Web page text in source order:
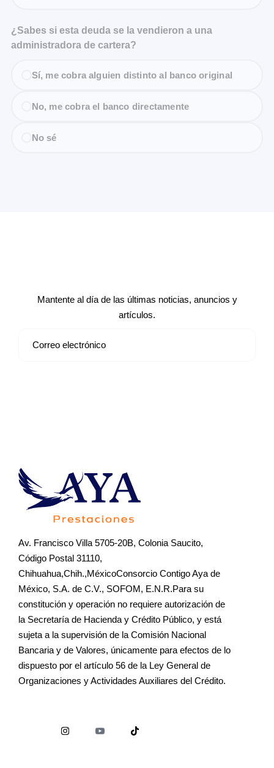
¿Sabes si esta deuda se la vendieron a una
administradora de cartera?
Sí, me cobra alguien distinto al banco original
No, me cobra el banco directamente
No sé
Mantente al día de las últimas noticias, anuncios y
artículos.
Av. Francisco Villa 5705-20B, Colonia Saucito,
Código Postal 31110,
Chihuahua,Chih.,MéxicoConsorcio Contigo Aya de
México, S.A. de C.V., SOFOM, E.N.R.Para su
constitución y operación no requiere autorización de
la Secretaría de Hacienda y Crédito Público, y está
sujeta a la supervisión de la Comisión Nacional
Bancaria y de Valores, únicamente para efectos de lo
dispuesto por el artículo 56 de la Ley General de
Organizaciones y Actividades Auxiliares del Crédito.